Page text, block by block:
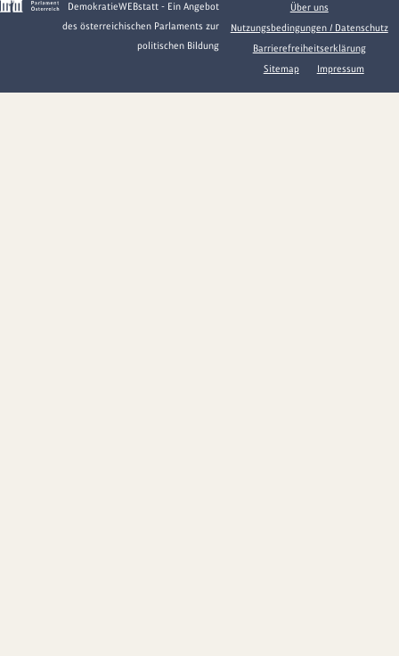
DemokratieWEBstatt - Ein Angebot
des österreichischen Parlaments zur
politischen Bildung
Über uns
Nutzungsbedingungen / Datenschutz
Barrierefreiheitserklärung
Sitemap
Impressum